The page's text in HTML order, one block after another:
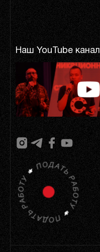
Наш YouTube канал